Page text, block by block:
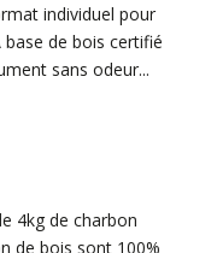
individuel pour
de bois certifié
sans odeur...
4kg de charbon
de bois sont 100%